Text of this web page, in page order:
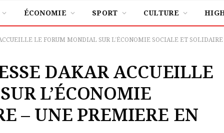
ÉCONOMIE SPORT CULTURE
LE FORUM MONDIAL SUR L’ÉCONOMIE SOCIALE ET
DAKAR ACCUEILLE
L’ÉCONOMIE
– UNE PREMIERE EN